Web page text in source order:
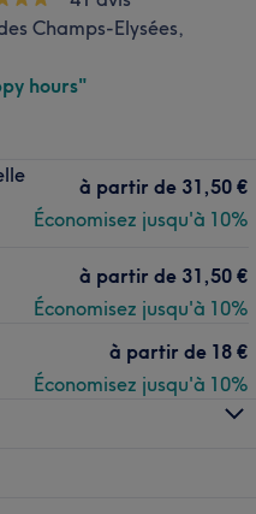
qui vous accueille
savoir-faire. Vos experts
décoré dans les
et onglerie.
Inoa, Kérastase ou
de Paris.
Voir le salon
dans votre salon
de Paris. Réservez
la meilleure version de
à pied du salon.
et respectueux de
Champs-Elysées,
hours"
à partir de 31,50 €
Économisez jusqu'à 10%
à partir de 31,50 €
Économisez jusqu'à 10%
à partir de 18 €
Économisez jusqu'à 10%